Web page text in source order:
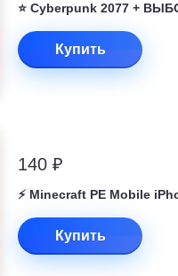
⭐ Cyberpunk 2077 +
Купить
140 ₽
⚡️ Minecraft PE Mobile
Купить